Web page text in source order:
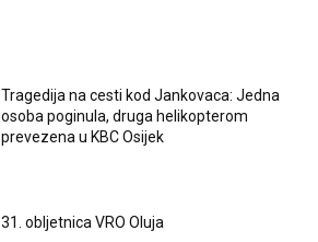
Tragedija na cesti kod Jankovaca: Jedna
osoba poginula, druga helikopterom
prevezena u KBC Osijek
31. obljetnica VRO Oluja